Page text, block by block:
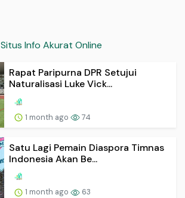
Situs Info Akurat Online
Rapat Paripurna DPR Setujui
Naturalisasi Luke Vick...
1 month ago 74
Satu Lagi Pemain Diaspora Timnas
Indonesia Akan Be...
1 month ago 63